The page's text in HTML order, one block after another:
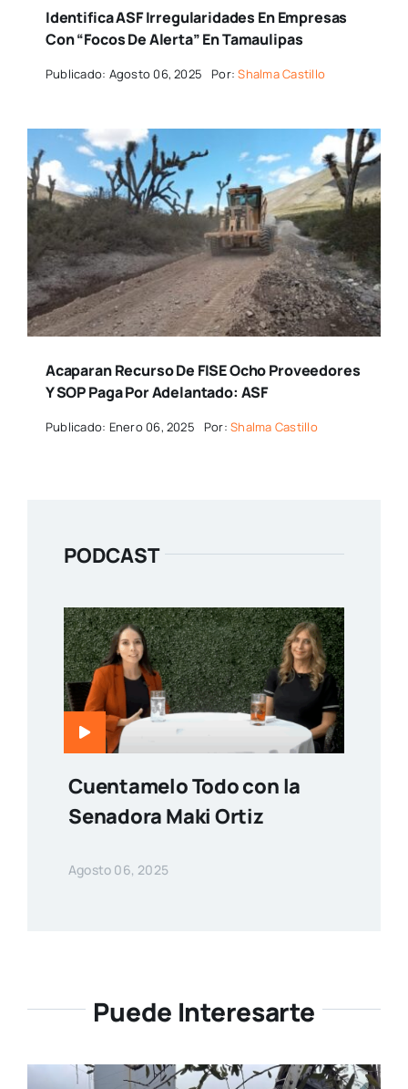
Identifica ASF Irregularidades En Empresas
Con “focos De Alerta” En Tamaulipas
Publicado: Agosto 06, 2025 Por:Shalma Castillo
Acaparan Recurso De FISE Ocho Proveedores
Y SOP Paga Por Adelantado: ASF
Publicado: Enero 06, 2025 Por:Shalma Castillo
PODCAST
Cuentamelo Todo con la
Senadora Maki Ortiz
Agosto 06, 2025
Puede Interesarte